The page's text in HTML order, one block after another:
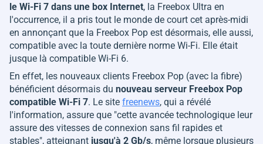
le Wi-Fi 7 dans une box Internet, la Freebox Ultra en
l'occurrence, il a pris tout le monde de court cet après-midi
en annonçant que la Freebox Pop est désormais, elle aussi,
compatible avec la toute dernière norme Wi-Fi. Elle était
jusque là compatible Wi-Fi 6.
En effet, les nouveaux clients Freebox Pop (avec la fibre)
bénéficient désormais du nouveau serveur Freebox Pop
compatible Wi-Fi 7. Le site freenews, qui a révélé
l'information, assure que "cette avancée technologique leur
assure des vitesses de connexion sans fil rapides et
stables", atteignant jusqu'à 2 Gb/s, même lorsque plusieurs